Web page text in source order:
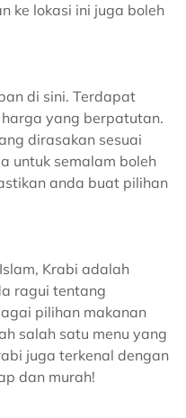
ke lokasi ini juga boleh
di sini. Terdapat
yang berpatutan.
dirasakan sesuai
untuk semalam boleh
anda buat pilihan
Krabi adalah
ragui tentang
pilihan makanan
salah satu menu yang
juga terkenal dengan
dan murah!